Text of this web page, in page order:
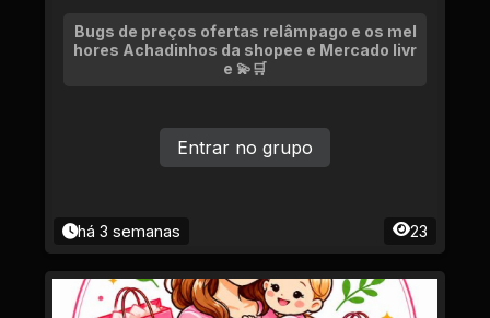
Bugs de preços ofertas relâmpago e os mel
hores Achadinhos da shopee e Mercado livr
e 💫🛒
há 3 semanas 23
Entrar no grupo